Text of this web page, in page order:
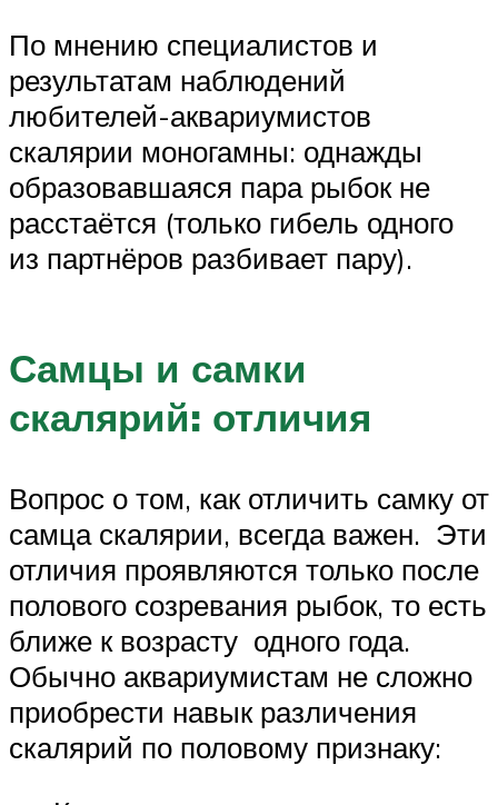
По мнению специалистов и
результатам наблюдений
любителей-аквариумистов
скалярии моногамны: однажды
образовавшаяся пара рыбок не
расстаётся (только гибель одного
из партнёров разбивает пару).
Самцы и самки
скалярий: отличия
Вопрос о том, как отличить самку от
самца скалярии, всегда важен. Эти
отличия проявляются только после
полового созревания рыбок, то есть
ближе к возрасту одного года.
Обычно аквариумистам не сложно
приобрести навык различения
скалярий по половому признаку: